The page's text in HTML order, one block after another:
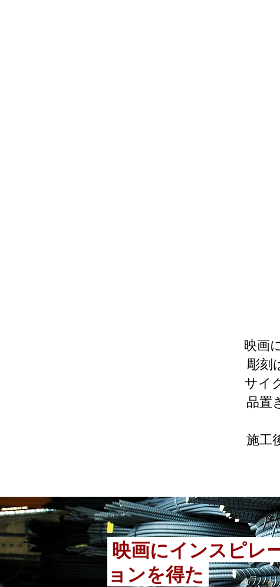
映画
彫刻
サイ
品置
施工
映画にインスピレ
ョンを得た